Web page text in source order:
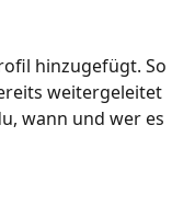
hinzugefügt. So
weitergeleitet
wann und wer es